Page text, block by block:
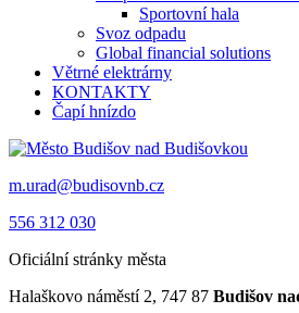
Sportovní hala
Svoz odpadu
Global financial solutions
Větrné elektrárny
KONTAKTY
Čapí hnízdo
m.urad@budisovnb.cz
556 312 030
Oficiální stránky města
Halaškovo náměstí 2, 747 87 Budišov